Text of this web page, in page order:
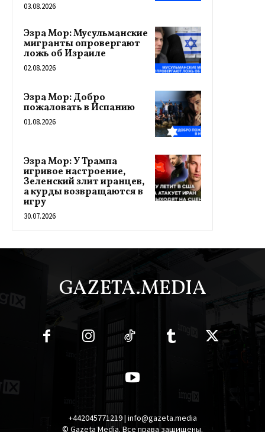
03.08.2026
Эзра Мор: Мусульманские
мигранты опровергают
ложь об Израиле
02.08.2026
Эзра Мор: Добро
пожаловать в Испанию
01.08.2026
Эзра Мор: У Трампа
игривое настроение,
Зеленский злит иранцев,
а курды возвращаются в
игру
30.07.2026
GAZETA.MEDIA
+442045771219 | info@gazeta.media
© Gazeta Media. Все права защищены.